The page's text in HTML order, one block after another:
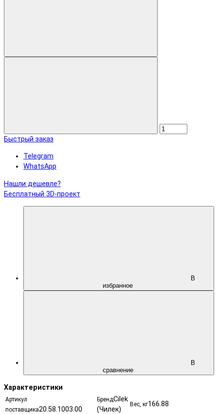
Быстрый заказ
Telegram
WhatsApp
Нашли дешевле?
Бесплатный 3D-проект
В
избранное
В
сравнение
Характеристики
Артикул
поставщика20.58.1003.00
БрендCilek
(Чилек)
Вес, кг166.88